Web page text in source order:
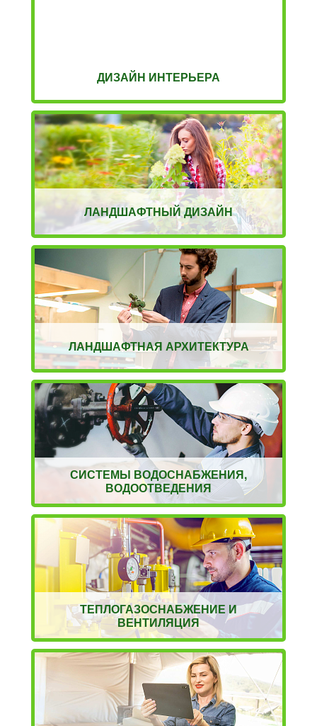
ДИЗАЙН ИНТЕРЬЕРА
ЛАНДШАФТНЫЙ ДИЗАЙН
ЛАНДШАФТНАЯ АРХИТЕКТУРА
СИСТЕМЫ ВОДОСНАБЖЕНИЯ,
ВОДООТВЕДЕНИЯ
ТЕПЛОГАЗОСНАБЖЕНИЕ И
ВЕНТИЛЯЦИЯ